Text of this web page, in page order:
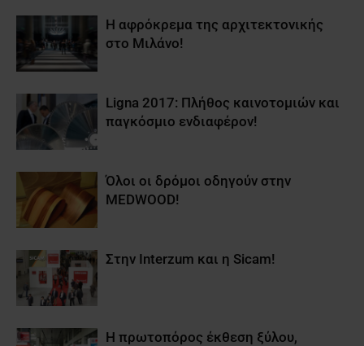
Η αφρόκρεμα της αρχιτεκτονικής
στο Μιλάνο!
Ligna 2017: Πλήθος καινοτομιών και
παγκόσμιο ενδιαφέρον!
Όλοι οι δρόμοι οδηγούν στην
MEDWOOD!
Στην Interzum και η Sicam!
Η πρωτοπόρος έκθεση ξύλου,